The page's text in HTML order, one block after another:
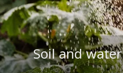
Soil and water